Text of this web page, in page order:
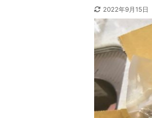
2022年9月15日